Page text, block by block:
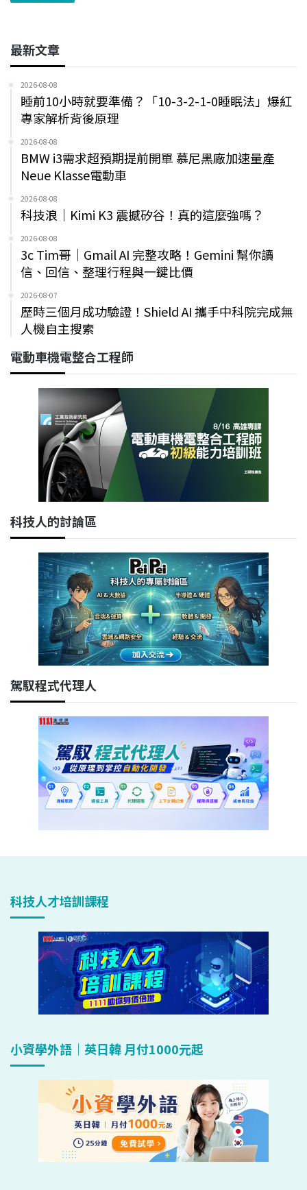
最新文章
2026-08-08
睡前10小時就要準備？「10-3-2-1-0睡眠法」爆紅
專家解析背後原理
2026-08-08
BMW i3需求超預期提前開單 慕尼黑廠加速量產
Neue Klasse電動車
2026-08-08
科技浪｜Kimi K3 震撼矽谷！真的這麼強嗎？
2026-08-08
3c Tim哥｜Gmail AI 完整攻略！Gemini 幫你讀
信、回信、整理行程與一鍵比價
2026-08-07
歷時三個月成功驗證！Shield AI 攜手中科院完成無
人機自主搜索
電動車機電整合工程師
科技人的討論區
駕馭程式代理人
科技人才培訓課程
小資學外語｜英日韓 月付1000元起